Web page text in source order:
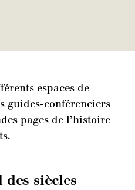
espaces de
guides-conférenciers
pages de l’histoire
siècles